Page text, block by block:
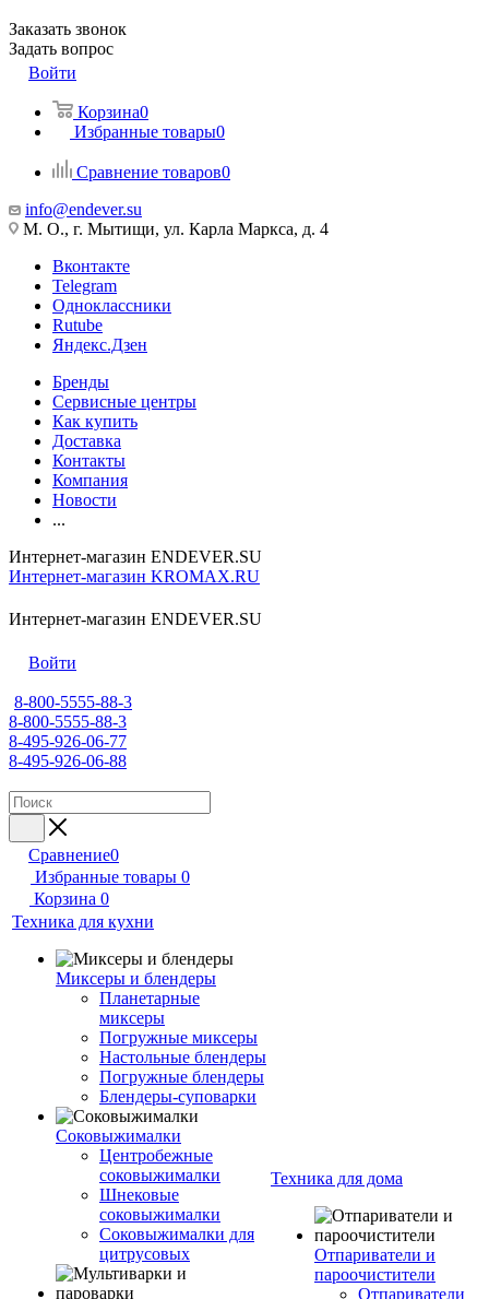
Заказать звонок
Задать вопрос
Войти
Корзина0
Избранные товары0
Сравнение товаров0
info@endever.su
М. О., г. Мытищи, ул. Карла Маркса, д. 4
Вконтакте
Telegram
Одноклассники
Rutube
Яндекс.Дзен
Бренды
Сервисные центры
Как купить
Доставка
Контакты
Компания
Новости
...
Интернет-магазин ENDEVER.SU
Интернет-магазин KROMAX.RU
Интернет-магазин ENDEVER.SU
Войти
8-800-5555-88-3
8-800-5555-88-3
8-495-926-06-77
8-495-926-06-88
Сравнение0
Избранные товары 0
Корзина 0
Техника для кухни
Миксеры и блендеры
Планетарные
миксеры
Погружные миксеры
Настольные блендеры
Погружные блендеры
Блендеры-суповарки
Соковыжималки
Центробежные
соковыжималки
Шнековые
соковыжималки
Соковыжималки для
цитрусовых
Техника для дома
Отпариватели и
пароочистители
Отпариватели